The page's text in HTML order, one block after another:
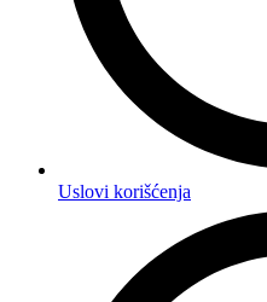
Uslovi korišćenja